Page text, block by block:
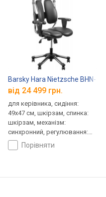
Barsky Hara Nietzsche BHN-02
від 24 499 грн.
для керівника, сидіння:
49x47 см, шкірзам, спинка:
шкірзам, механізм:
синхронний, регулювання:
висоти, жорсткості
порівняти